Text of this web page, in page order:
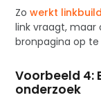
Zowerkt
link vraagt, maar
bronpagina op te
Voorbeeld 4:
onderzoek